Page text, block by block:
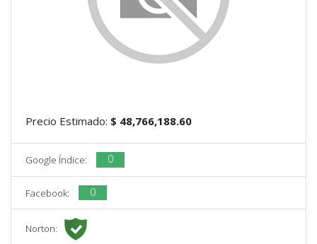
Precio Estimado: $ 48,766,188.60
Google Índice: 0
Facebook: 0
Norton: